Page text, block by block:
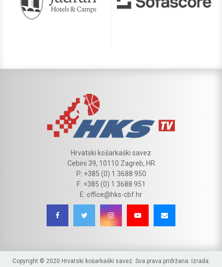
Hrvatski košarkaški savez
Cebini 39, 10110 Zagreb, HR
P: +385 (0) 1 3688 950
F: +385 (0) 1 3688 951
E: office@hks-cbf.hr
Copyright © 2020 Hrvatski košarkaški savez. Sva prava pridržana. Izrada: